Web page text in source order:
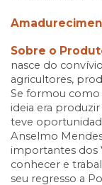
Sobre o
nasce do
agricultores,
Se formou
ideia era
teve
Anselmo
importantes dos
conhecer e
seu regresso a